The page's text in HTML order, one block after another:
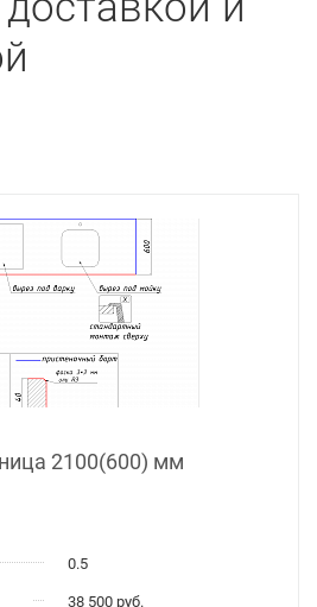
2100(600) мм
0.5
38 500 руб.